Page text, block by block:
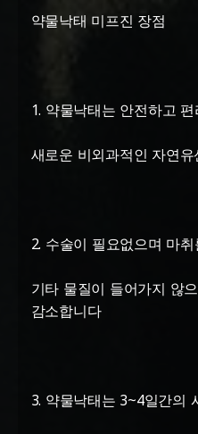
약물낙태 미프진 장점
1. 약물낙태는 안전하고
새로운 비외과적인 자연
2. 수술이 필요없으며 마
기타 물질이 들어가지 않
감소합니다
3. 약물낙태는 3~4일간의